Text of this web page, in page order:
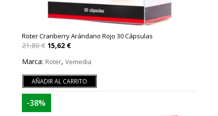
Roter Cranberry Arándano Rojo 30 Cápsulas
21,80€ El
precio
original
era:
15,62 €El
actual
es:
Marca: Roter, Vemedia
AÑADIR AL CARRITO
-38%